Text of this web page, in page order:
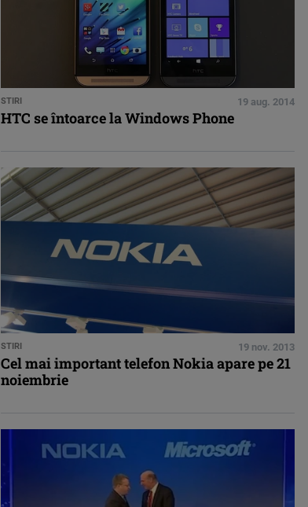
STIRI 19 aug. 2014
HTC se întoarce la Windows Phone
STIRI 19 nov. 2013
Cel mai important telefon Nokia apare pe 21
noiembrie